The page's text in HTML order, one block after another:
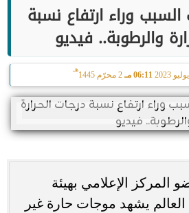
وراء ارتفاع نسبة
والرطوبة.. فيديو
06:11 مـ 2 محرّم 1445
هـ
المركز الإعلامي بهيئة
العالم يشهد موجات حارة غير